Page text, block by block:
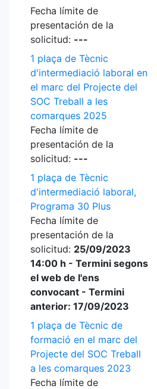
Fecha límite de
presentación de la
solicitud: ---
1 plaça de Tècnic
d'intermediació laboral en
el marc del Projecte del
SOC Treball a les
comarques 2025
Fecha límite de
presentación de la
solicitud: ---
1 plaça de Tècnic
d'intermediació laboral,
Programa 30 Plus
Fecha límite de
presentación de la
solicitud: 25/09/2023
14:00 h - Termini segons
el web de l'ens
convocant - Termini
anterior: 17/09/2023
1 plaça de Tècnic de
formació en el marc del
Projecte del SOC Treball
a les comarques 2023
Fecha límite de